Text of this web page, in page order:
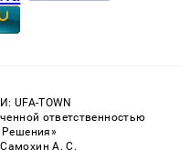
UFA-TOWN
ответственностью
А. С.